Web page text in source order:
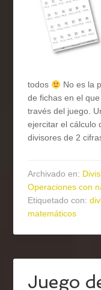
todos
No es la
de fichas en el
través del juego.
ejercitar el cálculo
divisores de 2
Archivado en:
Operaciones con
Etiquetado con:
matemáticos
Juego